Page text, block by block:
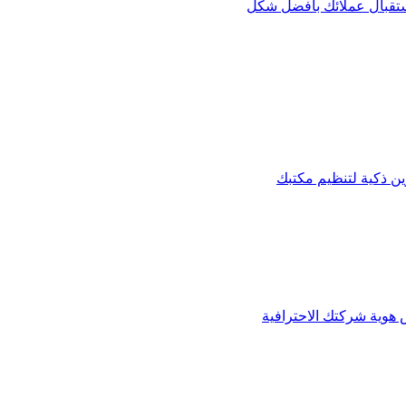
عملائك بأفضل شكل
ذكية لتنظيم مكتبك
هوية شركتك الاحترافية